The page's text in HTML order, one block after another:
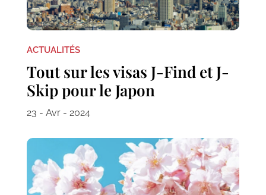
ACTUALITÉS
Tout sur les visas J-Find et J-
Skip pour le Japon
23 - Avr - 2024